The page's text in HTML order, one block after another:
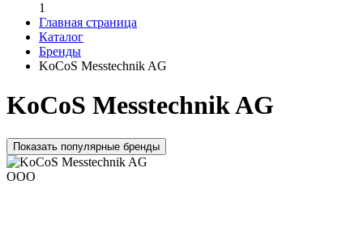
1
Главная страница
Каталог
Бренды
KoCoS Messtechnik AG
KoCoS Messtechnik AG
Показать популярные бренды
ООО